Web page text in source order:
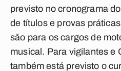
previsto no cronograma
de títulos e provas
são para os cargos de
musical. Para vigilantes e
também está previsto o